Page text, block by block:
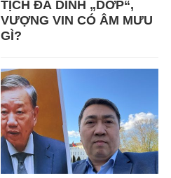
TỊCH ĐÃ DÍNH „DỚP“,
VƯỢNG VIN CÓ ÂM MƯU
GÌ?